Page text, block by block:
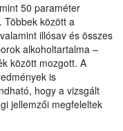
50 paraméter
Többek között a
illósav és összes
alkoholtartalma –
között mozgott. A
is
hogy a vizsgált
jellemzői megfeleltek